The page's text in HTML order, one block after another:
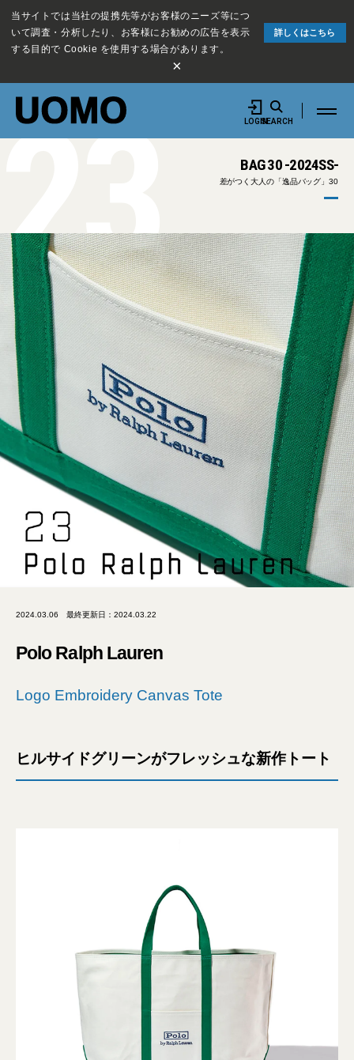
当サイトでは当社の提携先等がお客様のニーズ等につ
いて調査・分析したり、お客様にお勧めの広告を表示
する目的で Cookie を使用する場合があります。
詳しくはこちら
×
LOGINSEARCH
BAG 30 -2024SS-
差がつく大人の「逸品バッグ」30
23
2024.03.06 最終更新日：2024.03.22
Polo Ralph Lauren
Logo Embroidery Canvas Tote
ヒルサイドグリーンがフレッシュな新作トート